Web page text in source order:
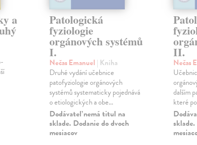
a Patologická
fyziologie
orgánových systémů
I.
Nečas Emanuel | Kniha
Druhé vydání učebnice
patofyziologie orgánových
systémů systematicky pojednává
o etiologických a obe...
Dodávateľ nemá titul na
sklade. Dodanie do dvoch
mesiacov
II.
Nečas
dalším
které